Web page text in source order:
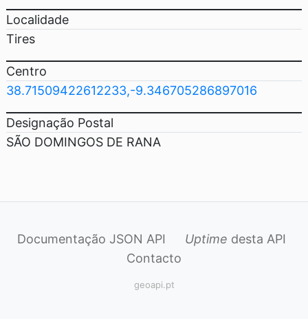
Localidade
Tires
Centro
38.71509422612233,-9.346705286897016
Designação Postal
SÃO DOMINGOS DE RANA
Documentação JSON API Uptime desta API
Contacto
geoapi.pt